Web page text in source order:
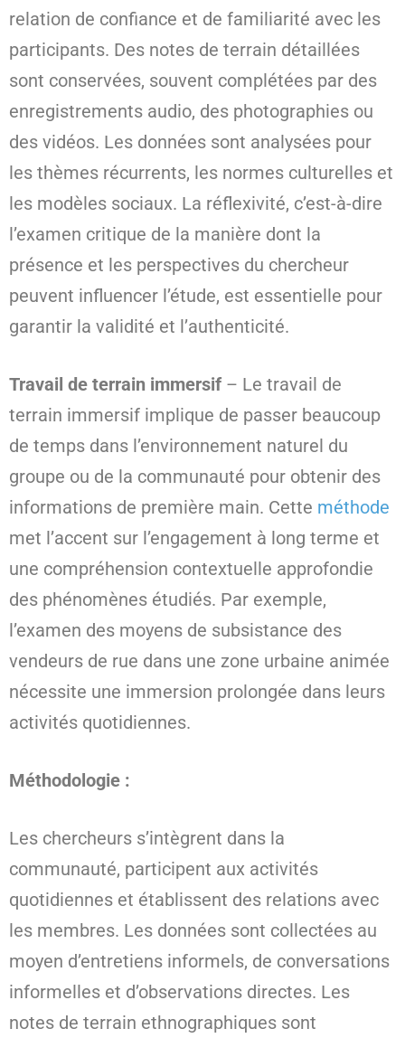
relation de confiance et de familiarité avec les
participants. Des notes de terrain détaillées
sont conservées, souvent complétées par des
enregistrements audio, des photographies ou
des vidéos. Les données sont analysées pour
les thèmes récurrents, les normes culturelles et
les modèles sociaux. La réflexivité, c’est-à-dire
l’examen critique de la manière dont la
présence et les perspectives du chercheur
peuvent influencer l’étude, est essentielle pour
garantir la validité et l’authenticité.
Travail de terrain immersif – Le travail de
terrain immersif implique de passer beaucoup
de temps dans l’environnement naturel du
groupe ou de la communauté pour obtenir des
informations de première main. Cette méthode
met l’accent sur l’engagement à long terme et
une compréhension contextuelle approfondie
des phénomènes étudiés. Par exemple,
l’examen des moyens de subsistance des
vendeurs de rue dans une zone urbaine animée
nécessite une immersion prolongée dans leurs
activités quotidiennes.
Méthodologie :
Les chercheurs s’intègrent dans la
communauté, participent aux activités
quotidiennes et établissent des relations avec
les membres. Les données sont collectées au
moyen d’entretiens informels, de conversations
informelles et d’observations directes. Les
notes de terrain ethnographiques sont